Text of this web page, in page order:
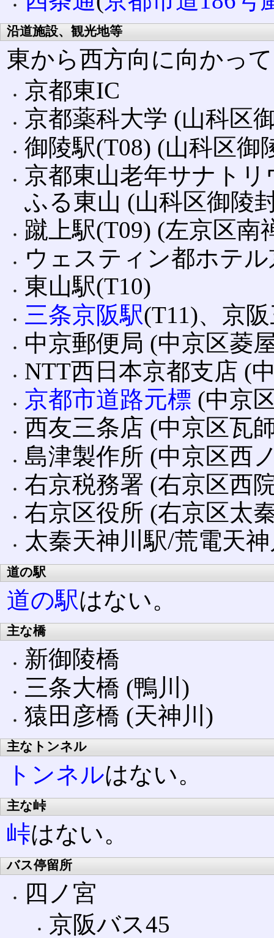
沿道施設、観光地等
東から西方向に向かっ
京都東IC
京都薬科大学 (山科区
御陵駅(T08) (山科区御
京都東山老年サナト
ふる東山 (山科区御陵
蹴上駅(T09) (左京区南
ウェスティン都ホテ
東山駅(T10)
三条京阪駅(T11)、京
中京郵便局 (中京区菱
NTT西日本京都支店 (
京都市道路元標 (中京
西友三条店 (中京区瓦
島津製作所 (中京区西
右京税務署 (右京区西
右京区役所 (右京区太
太秦天神川駅/荒電天
道の駅
道の駅はない。
主な橋
新御陵橋
三条大橋 (鴨川)
猿田彦橋 (天神川)
主なトンネル
トンネルはない。
主な峠
峠はない。
バス停留所
四ノ宮
京阪バス45